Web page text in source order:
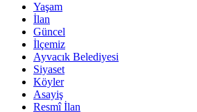
Yaşam
İlan
Güncel
İlçemiz
Ayvacık Belediyesi
Siyaset
Köyler
Asayiş
Resmî İlan